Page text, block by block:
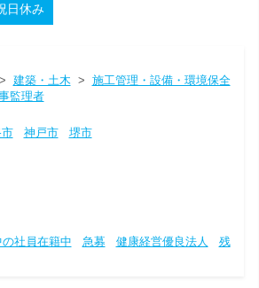
日休み
建築・土木 > 施工管理・設備・環境保全
監理者
神戸市
堺市
社員在籍中 急募 健康経営優良法人
残